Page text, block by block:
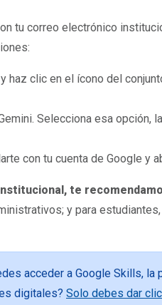
tu correo electrónico
haz clic en el ícono del
Selecciona esa opción,
con tu cuenta de Google y
te
y para
acceder a Google Skills, la
digitales? Solo debes dar